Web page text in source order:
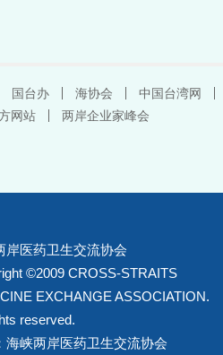
国台办 海协会
中国台湾网
网站 两岸企业家峰会
岸医药卫生交流协会
©2009 CROSS-STRAITS
EXCHANGE ASSOCIATION.
reserved.
海峡两岸医药卫生交流协会